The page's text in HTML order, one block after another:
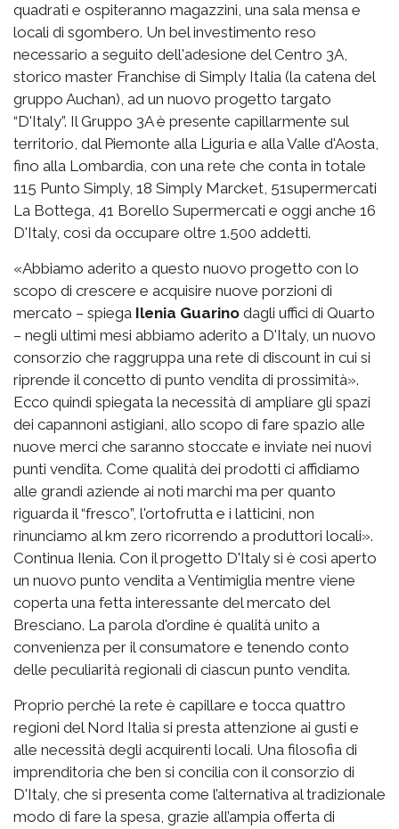
quadrati e ospiteranno magazzini, una sala mensa e
locali di sgombero. Un bel investimento reso
necessario a seguito dell'adesione del Centro 3A,
storico master Franchise di Simply Italia (la catena del
gruppo Auchan), ad un nuovo progetto targato
“D'Italy”. Il Gruppo 3A è presente capillarmente sul
territorio, dal Piemonte alla Liguria e alla Valle d'Aosta,
fino alla Lombardia, con una rete che conta in totale
115 Punto Simply, 18 Simply Marcket, 51supermercati
La Bottega, 41 Borello Supermercati e oggi anche 16
D'Italy, così da occupare oltre 1.500 addetti.
«Abbiamo aderito a questo nuovo progetto con lo
scopo di crescere e acquisire nuove porzioni di
mercato – spiega Ilenia Guarino dagli uffici di Quarto
– negli ultimi mesi abbiamo aderito a D'Italy, un nuovo
consorzio che raggruppa una rete di discount in cui si
riprende il concetto di punto vendita di prossimità».
Ecco quindi spiegata la necessità di ampliare gli spazi
dei capannoni astigiani, allo scopo di fare spazio alle
nuove merci che saranno stoccate e inviate nei nuovi
punti vendita. Come qualità dei prodotti ci affidiamo
alle grandi aziende ai noti marchi ma per quanto
riguarda il “fresco”, l'ortofrutta e i latticini, non
rinunciamo al km zero ricorrendo a produttori locali».
Continua Ilenia. Con il progetto D'Italy si è così aperto
un nuovo punto vendita a Ventimiglia mentre viene
coperta una fetta interessante del mercato del
Bresciano. La parola d'ordine è qualità unito a
convenienza per il consumatore e tenendo conto
delle peculiarità regionali di ciascun punto vendita.
Proprio perché la rete è capillare e tocca quattro
regioni del Nord Italia si presta attenzione ai gusti e
alle necessità degli acquirenti locali. Una filosofia di
imprenditoria che ben si concilia con il consorzio di
D'Italy, che si presenta come l’alternativa al tradizionale
modo di fare la spesa, grazie all’ampia offerta di